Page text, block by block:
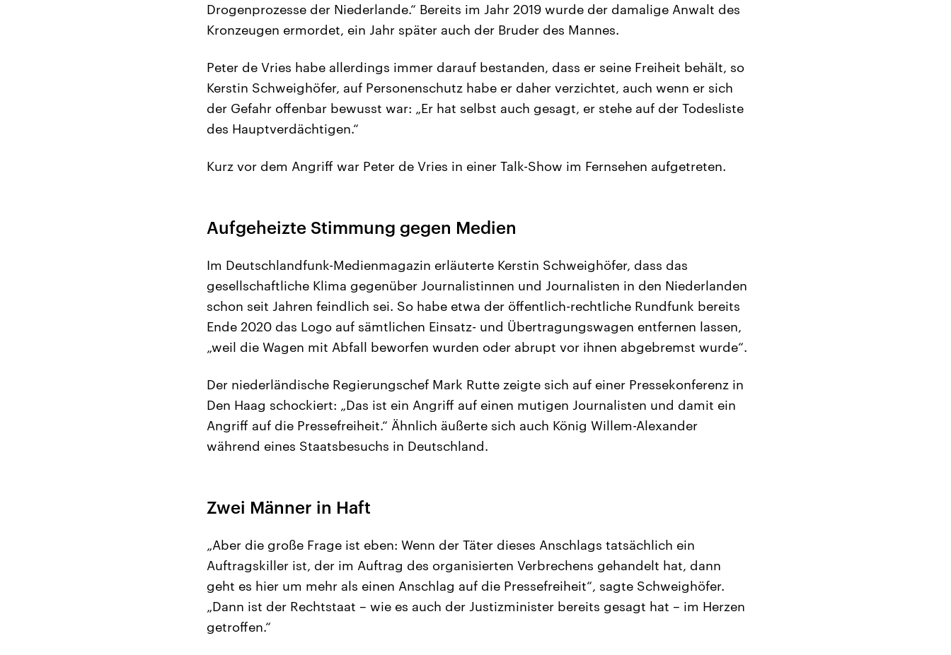
Drogenprozesse der Niederlande.“ Bereits im Jahr 2019 wurde der damalige Anwalt des
Kronzeugen ermordet, ein Jahr später auch der Bruder des Mannes.
Peter de Vries habe allerdings immer darauf bestanden, dass er seine Freiheit behält, so
Kerstin Schweighöfer, auf Personenschutz habe er daher verzichtet, auch wenn er sich
der Gefahr offenbar bewusst war: „Er hat selbst auch gesagt, er stehe auf der Todesliste
des Hauptverdächtigen.“
Kurz vor dem Angriff war Peter de Vries in einer Talk-Show im Fernsehen aufgetreten.
Aufgeheizte Stimmung gegen Medien
Im Deutschlandfunk-Medienmagazin erläuterte Kerstin Schweighöfer, dass das
gesellschaftliche Klima gegenüber Journalistinnen und Journalisten in den Niederlanden
schon seit Jahren feindlich sei. So habe etwa der öffentlich-rechtliche Rundfunk bereits
Ende 2020 das Logo auf sämtlichen Einsatz- und Übertragungswagen entfernen lassen,
„weil die Wagen mit Abfall beworfen wurden oder abrupt vor ihnen abgebremst wurde“.
Der niederländische Regierungschef Mark Rutte zeigte sich auf einer Pressekonferenz in
Den Haag schockiert: „Das ist ein Angriff auf einen mutigen Journalisten und damit ein
Angriff auf die Pressefreiheit.“ Ähnlich äußerte sich auch König Willem-Alexander
während eines Staatsbesuchs in Deutschland.
Zwei Männer in Haft
„Aber die große Frage ist eben: Wenn der Täter dieses Anschlags tatsächlich ein
Auftragskiller ist, der im Auftrag des organisierten Verbrechens gehandelt hat, dann
geht es hier um mehr als einen Anschlag auf die Pressefreiheit“, sagte Schweighöfer.
„Dann ist der Rechtstaat – wie es auch der Justizminister bereits gesagt hat – im Herzen
getroffen.“